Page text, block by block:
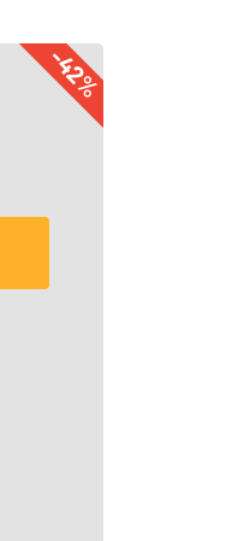
-42%